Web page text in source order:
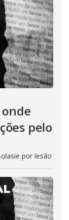
pelo
por lesão